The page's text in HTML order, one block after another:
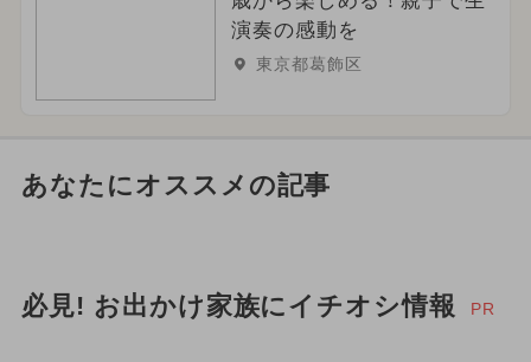
演奏の感動を
東京都葛飾区
あなたにオススメの記事
必見! お出かけ家族にイチオシ情報 PR